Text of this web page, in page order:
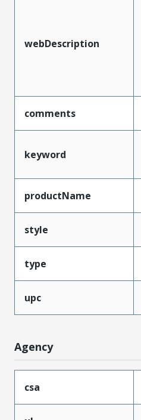
webDescription
comments
keyword
productName
style
type
upc
Agency
csa